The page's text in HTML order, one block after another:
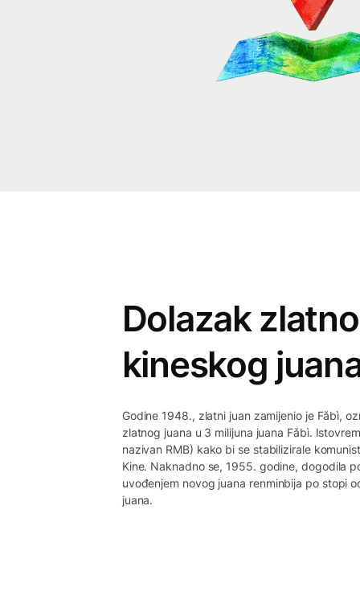
Dolazak
kineskog
Godine 1948., zlatni juan zamijenio je Fǎbì,
zlatnog juana u 3 milijuna juana Fǎbì.
nazivan RMB) kako bi se stabilizirale
Kine. Naknadno se, 1955. godine, dogodila
uvođenjem novog juana renminbija po stopi
juana.